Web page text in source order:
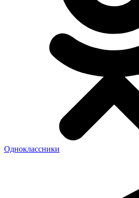
Одноклассники